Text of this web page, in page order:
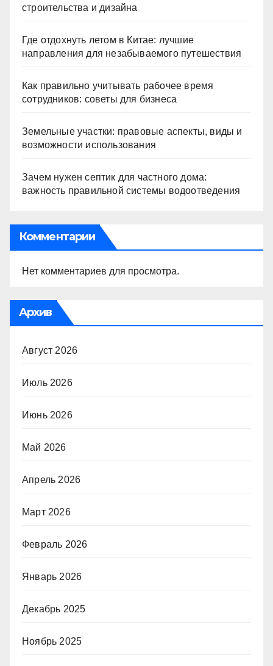
строительства и дизайна
Где отдохнуть летом в Китае: лучшие
направления для незабываемого путешествия
Как правильно учитывать рабочее время
сотрудников: советы для бизнеса
Земельные участки: правовые аспекты, виды и
возможности использования
Зачем нужен септик для частного дома:
важность правильной системы водоотведения
Комментарии
Нет комментариев для просмотра.
Архив
Август 2026
Июль 2026
Июнь 2026
Май 2026
Апрель 2026
Март 2026
Февраль 2026
Январь 2026
Декабрь 2025
Ноябрь 2025